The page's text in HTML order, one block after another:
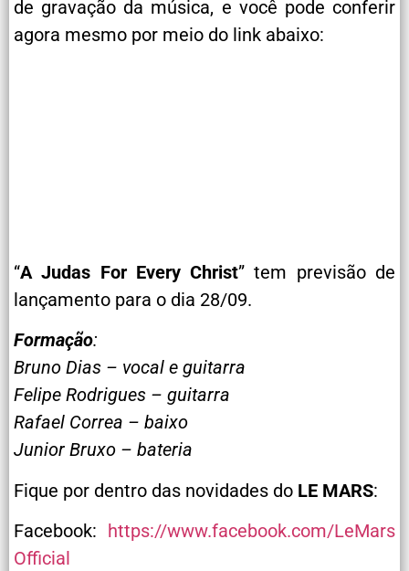
de gravação da música, e você pode conferir
agora mesmo por meio do link abaixo:
“A Judas For Every Christ” tem previsão de
lançamento para o dia 28/09.
Formação:
Bruno Dias – vocal e guitarra
Felipe Rodrigues – guitarra
Rafael Correa – baixo
Junior Bruxo – bateria
Fique por dentro das novidades do LE MARS:
Facebook: https://www.facebook.com/LeMars
Official